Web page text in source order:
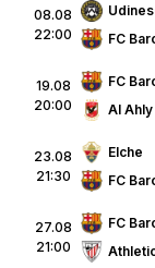
08.08
22:00
FC
19.08
20:00
FC
Al Ahly
23.08
21:30
Elche
FC
27.08
21:00
FC